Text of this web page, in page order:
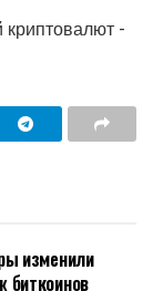
-
изменили
биткоинов